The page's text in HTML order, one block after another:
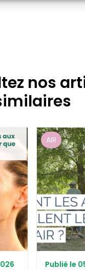
nos
AIR
Publié le